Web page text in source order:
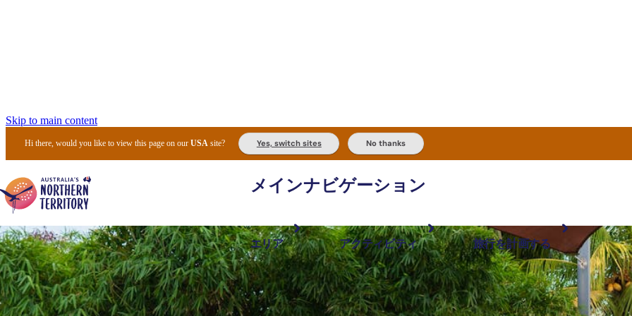
Skip to main content
Hi there, would you like to view this page on ourUSA site? Yes, switch sites No thanks
メインナビゲーション
エリア
最も人気が高い場所 アウトバックとアウトドア 地域ごとに散
アクティビティ
体験 旅行タイプ 現地でしたいこと
旅行を計画する
計画と予約 実用的な情報 計画ツール
検索: